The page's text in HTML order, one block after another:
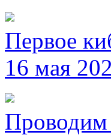
Первое
16 мая
Проводим